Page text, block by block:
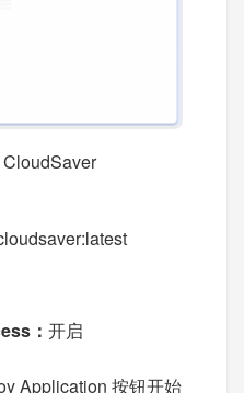
CloudSaver
： 开启
Application 按钮开始